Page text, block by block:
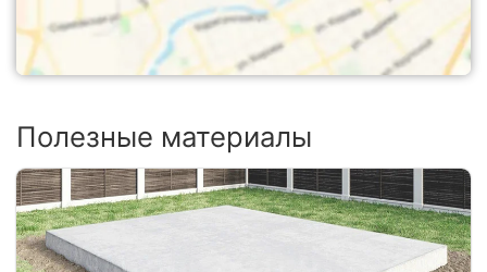
Полезные материалы